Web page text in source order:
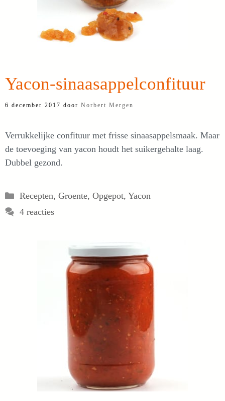
Yacon-sinaasappelconfituur
6 december 2017 door Norbert Mergen
Verrukkelijke confituur met frisse sinaasappelsmaak. Maar
de toevoeging van yacon houdt het suikergehalte laag.
Dubbel gezond.
Categorieën
Recepten, Groente, Opgepot, Yacon
4 reacties